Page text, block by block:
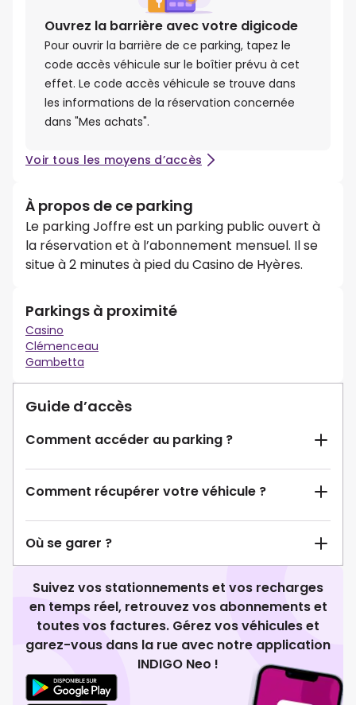
Ouvrez la barrière avec votre digicode
Pour ouvrir la barrière de ce parking, tapez le
code accès véhicule sur le boîtier prévu à cet
effet. Le code accès véhicule se trouve dans
les informations de la réservation concernée
dans "Mes achats".
Voir tous les moyens d’accès
À propos de ce parking
Le parking Joffre est un parking public ouvert à
la réservation et à l’abonnement mensuel. Il se
situe à 2 minutes à pied du Casino de Hyères.
Parkings à proximité
Casino
Clémenceau
Gambetta
Guide d’accès
Comment accéder au parking ?
Comment récupérer votre véhicule ?
Où se garer ?
Suivez vos stationnements et vos recharges
en temps réel, retrouvez vos abonnements et
toutes vos factures. Gérez vos véhicules et
garez-vous dans la rue avec notre application
INDIGO Neo !